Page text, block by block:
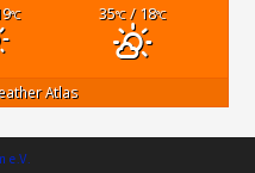
°C 35°C/ 18°C
Atlas
e.V.